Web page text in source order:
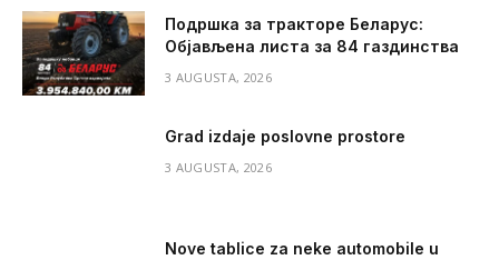
Подршка за тракторе Беларус:
Објављена листа за 84 газдинства
3 AUGUSTA, 2026
Grad izdaje poslovne prostore
3 AUGUSTA, 2026
Nove tablice za neke automobile u